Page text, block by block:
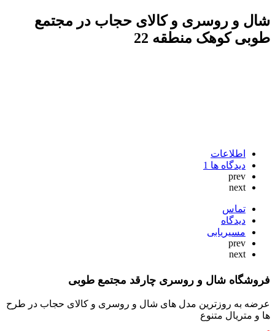
شال و روسری و کالای حجاب در مجتمع
طوبی کوهک منطقه 22
اطلاعات
دیدگاه ها 1
prev
next
تماس
دیدگاه
مسیریابی
prev
next
فروشگاه شال و روسری چارقد مجتمع طوبی
عرضه به روزترین مدل های شال و روسری و کالای حجاب در طرح
ها و متریال متنوع